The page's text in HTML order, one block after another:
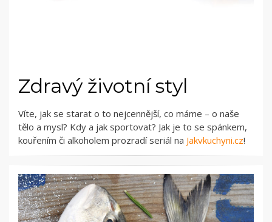
Zdravý životní styl
Víte, jak se starat o to nejcennější, co máme – o naše
tělo a mysl? Kdy a jak sportovat? Jak je to se spánkem,
kouřením či alkoholem prozradí seriál na Jakvkuchyni.cz!